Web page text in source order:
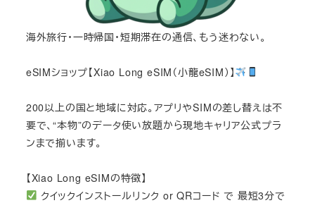
海外旅行・一時帰国・短期滞在の通信、もう迷わない。
eSIMショップ【Xiao Long eSIM（小龍eSIM）】
200以上の国と地域に対応。アプリやSIMの差し替えは不
要で、“本物”のデータ使い放題から現地キャリア公式プラ
ンまで揃います。
【Xiao Long eSIMの特徴】
クイックインストールリンク or QRコード で 最短3分で